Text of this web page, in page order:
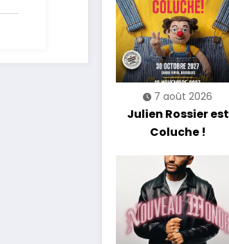
7 août 2026
Julien Rossier est
Coluche !